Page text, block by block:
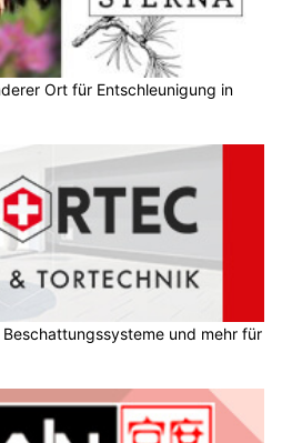
Ort für Entschleunigung in
und mehr für